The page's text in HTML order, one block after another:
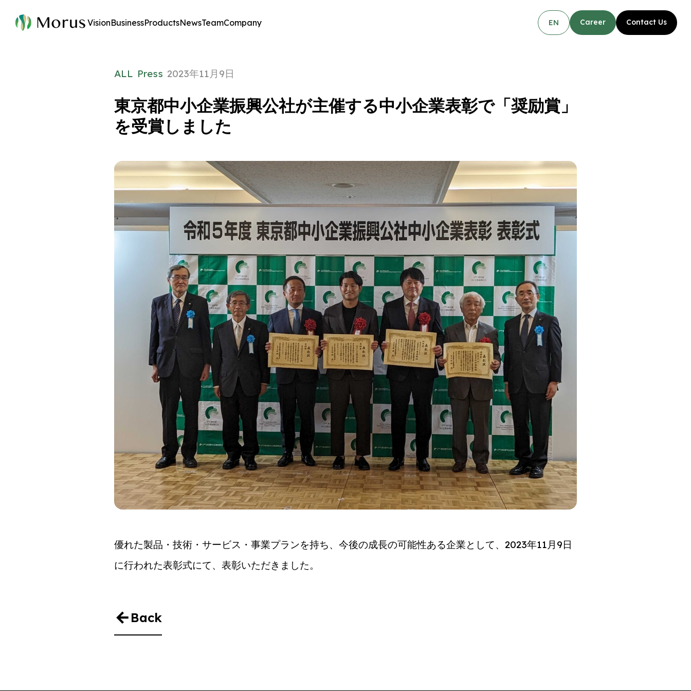
VisionBusinessProductsNewsTeamCompany EN Career Contact Us
ALL Press 2023年11月9日
東京都中小企業振興公社が主催する中小企業表彰で「奨励賞」
を受賞しました
優れた製品・技術・サービス・事業プランを持ち、今後の成長の可能性ある企業として、2023年11月9日
に行われた表彰式にて、表彰いただきました。
Back